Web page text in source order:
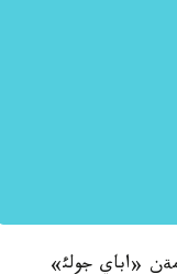
مةن «اباي جولئ»